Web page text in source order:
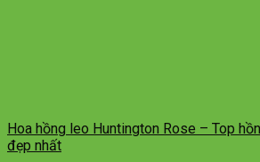
Hoa hồng leo Huntington Rose – Top
đẹp nhất